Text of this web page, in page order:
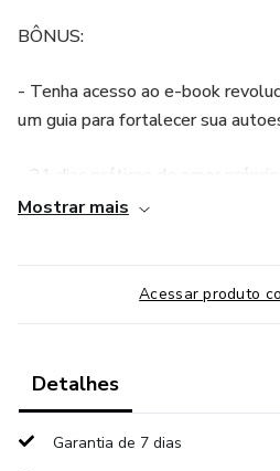
BÔNUS:
- Tenha acesso ao e-book
um guia para fortalecer sua
- 21 dias práticas de amor
- Carta sistêmica R$ 197,00
- suporte personalizado R$
- Comunidade exclusiva R$
Mostrar mais
Acessar produto
Detalhes
Garantia de 7 dias